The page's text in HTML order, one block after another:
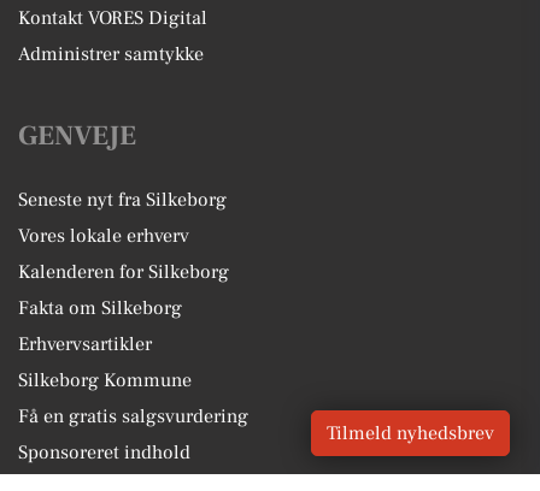
Kontakt VORES Digital
Administrer samtykke
GENVEJE
Seneste nyt fra Silkeborg
Vores lokale erhverv
Kalenderen for Silkeborg
Fakta om Silkeborg
Erhvervsartikler
Silkeborg Kommune
Få en gratis salgsvurdering
Sponsoreret indhold
Tilmeld nyhedsbrev